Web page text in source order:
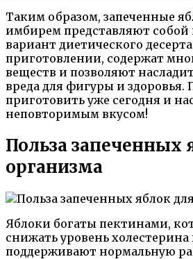
Таким образом, запеченные
имбирем представляют собой
вариант диетического
приготовлении, содержат
веществ и позволяют
вреда для фигуры и здоровья.
приготовить уже сегодня и
неповторимым вкусом!
Польза запеченных
организма
Яблоки богаты пектинами,
снижать уровень холестерина
поддерживают нормальную